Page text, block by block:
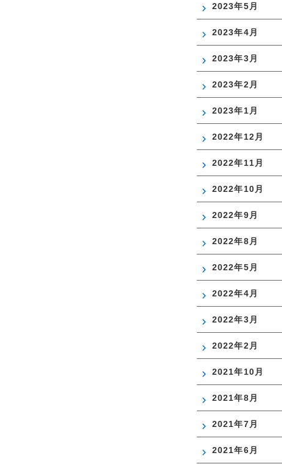
2023年5月
2023年4月
2023年3月
2023年2月
2023年1月
2022年12月
2022年11月
2022年10月
2022年9月
2022年8月
2022年5月
2022年4月
2022年3月
2022年2月
2021年10月
2021年8月
2021年7月
2021年6月